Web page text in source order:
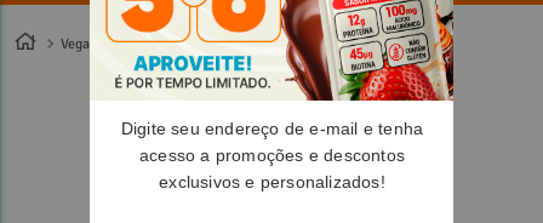
Vegano
magnesio
omega 3
tadalafila
coenzima q10
magnesio
tadalafila
coenzima q10
Digite seu endereço de e-mail e tenha
acesso a promoções e descontos
exclusivos e personalizados!